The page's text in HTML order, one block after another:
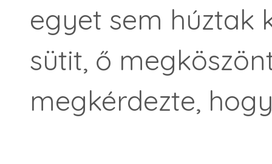
egyet sem húztak
sütit, ő
megkérdezte,